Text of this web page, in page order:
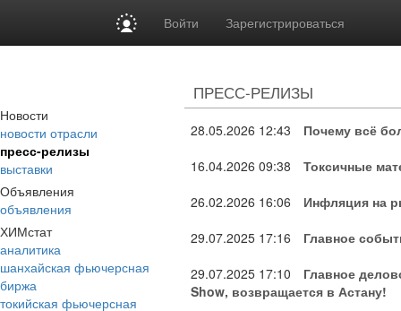
Войти Зарегистрироваться
Новости
новости отрасли
пресс-релизы
выставки
Объявления
объявления
ХИМстат
аналитика
шанхайская фьючерсная
биржа
токийская фьючерсная
ПРЕСС-РЕЛИЗЫ
28.05.2026 12:43
Почему всё
16.04.2026 09:38
Токсичные
26.02.2026 16:06
Инфляция на
29.07.2025 17:16
Главное
29.07.2025 17:10
Главное
Show, возвращается в Астану!